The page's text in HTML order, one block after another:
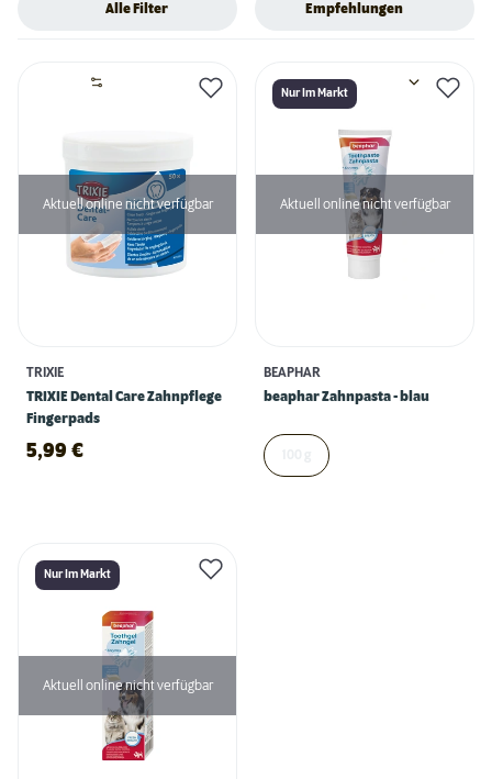
Alle Filter Empfehlungen
Aktuell online nicht verfügbar
TRIXIE
TRIXIE Dental Care Zahnpflege
Fingerpads
5,99 €
Nur Im Markt
Aktuell online nicht verfügbar
BEAPHAR
beaphar Zahnpasta - blau
Nur Im Markt
Aktuell online nicht verfügbar